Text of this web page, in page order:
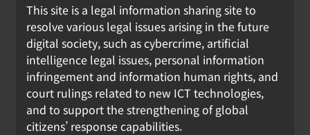
This site is a legal information sharing site to
resolve various legal issues arising in the future
digital society, such as cybercrime, artificial
intelligence legal issues, personal information
infringement and information human rights, and
court rulings related to new ICT technologies,
and to support the strengthening of global
citizens’ response capabilities.